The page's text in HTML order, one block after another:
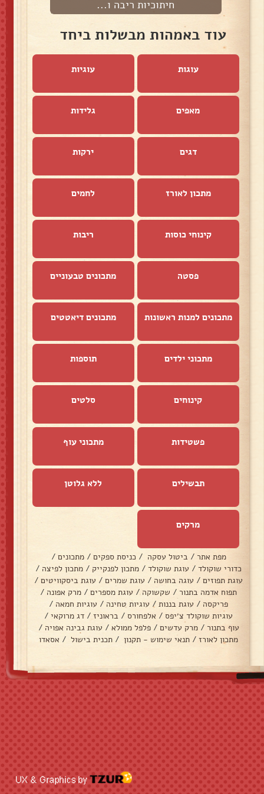
חיתוכיות ריבה ו...
עוד באמהות מבשלות ביחד
עוגות עוגיות
מאפים גלידות
דגים ירקות
מתכון לאורז לחמים
קינוחי כוסות ריבות
פסטה מתכונים טבעוניים
מתכונים למנות ראשונות מתכונים דיאטטים
מתכוני ילדים תוספות
קינוחים סלטים
פשטידות מתכוני עוף
תבשילים ללא גלוטן
מרקים
מפת אתר / ביטול עסקה / כניסת ספקים / מתכונים /
כדורי שוקולד / עוגת שוקולד / מתכון לפנקייק / מתכון לפיצה /
עוגת תפוזים / עוגה בחושה / עוגת שמרים / עוגת ביסקוויטים /
תפוח אדמה בתנור / שקשוקה / עוגת מספרים / מרק אפונה /
פריקסה / עוגת בננות / עוגיות טחינה / עוגיות חמאה /
עוגיות שוקולד צ׳יפס / אלפחורס / בראוניז / דג מרוקאי /
עוף בתנור / מרק עדשים / פלפל ממולא / עוגת גבינה אפויה /
מתכון לאורז / תנאי שימוש - תקנון / תכנית בישול / אסאדו